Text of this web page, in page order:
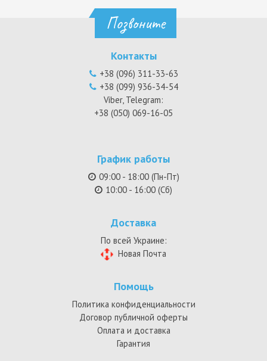
Позвоните
Контакты
+38 (096) 311-33-63
+38 (099) 936-34-54
Viber, Telegram:
+38 (050) 069-16-05
График работы
09:00 - 18:00 (Пн-Пт)
10:00 - 16:00 (Сб)
Доставка
По всей Украине:
Новая Почта
Помощь
Политика конфиденциальности
Договор публичной оферты
Оплата и доставка
Гарантия